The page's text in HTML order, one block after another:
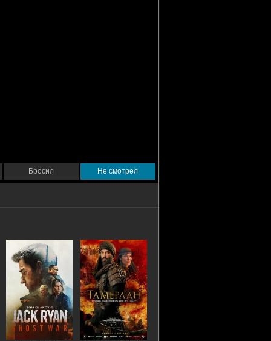
Бросил Не смотрел